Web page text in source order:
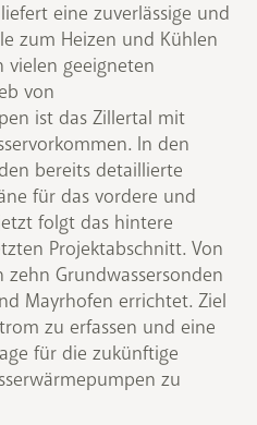
eine zuverlässige und
zum Heizen und Kühlen
vielen geeigneten
von
ist das Zillertal mit
In den
bereits detaillierte
für das vordere und
folgt das hintere
Projektabschnitt. Von
zehn Grundwassersonden
Mayrhofen errichtet. Ziel
zu erfassen und eine
für die zukünftige
zu